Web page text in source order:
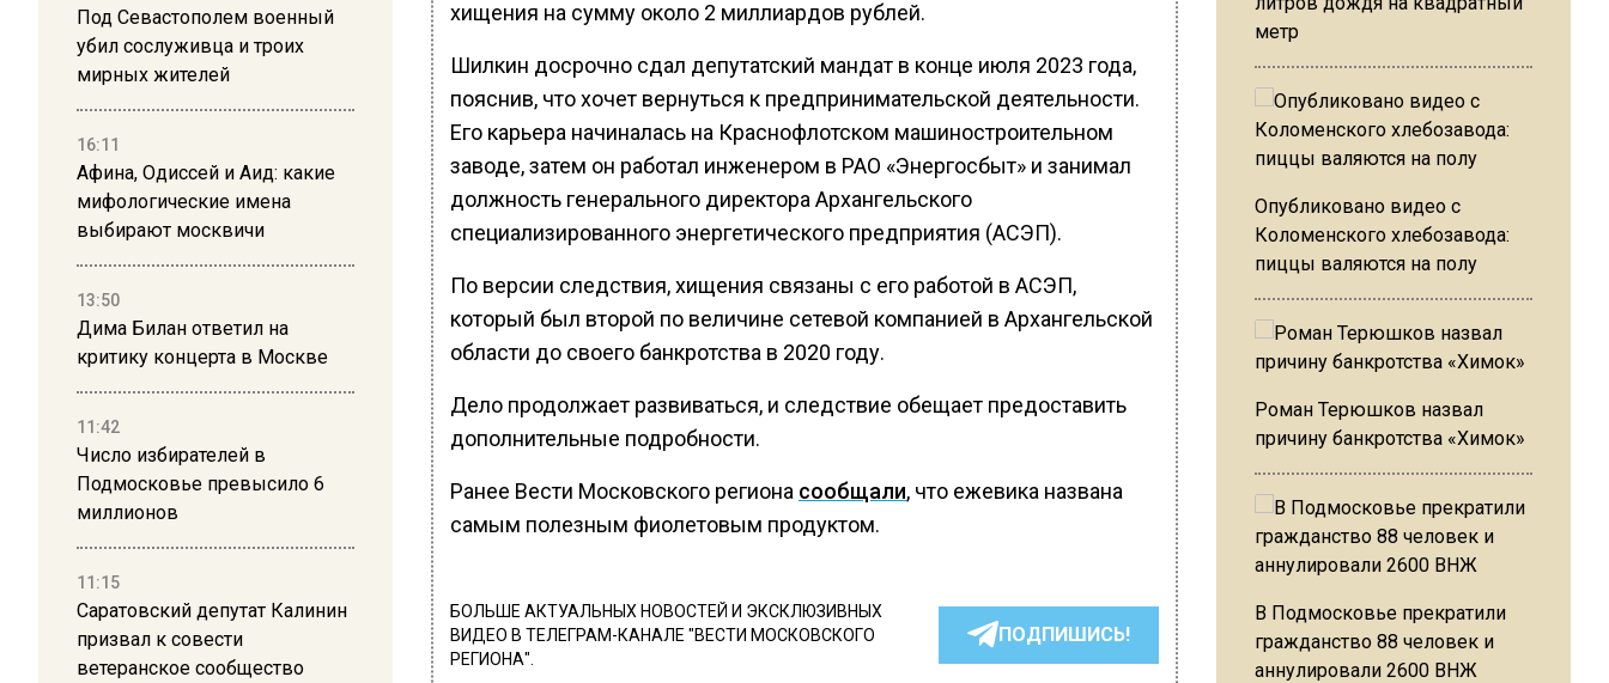
Под Севастополем военный
убил сослуживца и троих
мирных жителей
16:11
Афина, Одиссей и Аид: какие
мифологические имена
выбирают москвичи
13:50
Дима Билан ответил на
критику концерта в Москве
11:42
Число избирателей в
Подмосковье превысило 6
миллионов
11:15
Саратовский депутат Калинин
призвал к совести
ветеранское сообщество
хищения на сумму около 2 миллиардов рублей.
Шилкин досрочно сдал депутатский мандат в конце июля 2023 года,
пояснив, что хочет вернуться к предпринимательской деятельности.
Его карьера начиналась на Краснофлотском машиностроительном
заводе, затем он работал инженером в РАО «Энергосбыт» и занимал
должность генерального директора Архангельского
специализированного энергетического предприятия (АСЭП).
По версии следствия, хищения связаны с его работой в АСЭП,
который был второй по величине сетевой компанией в Архангельской
области до своего банкротства в 2020 году.
Дело продолжает развиваться, и следствие обещает предоставить
дополнительные подробности.
Ранее Вести Московского региона сообщали, что ежевика названа
самым полезным фиолетовым продуктом.
БОЛЬШЕ АКТУАЛЬНЫХ НОВОСТЕЙ И ЭКСКЛЮЗИВНЫХ
ВИДЕО В ТЕЛЕГРАМ-КАНАЛЕ "ВЕСТИ МОСКОВСКОГО
РЕГИОНА".
ПОДПИШИСЬ!
метр
Опубликовано видео с
Коломенского хлебозавода:
пиццы валяются на полу
Роман Терюшков назвал
причину банкротства «Химок»
В Подмосковье прекратили
гражданство 88 человек и
аннулировали 2600 ВНЖ